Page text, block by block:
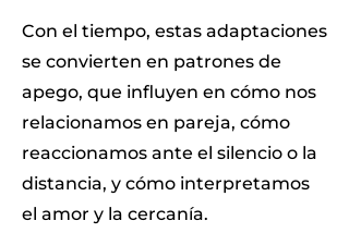
Con el tiempo, estas adaptaciones
se convierten en patrones de
apego, que influyen en cómo nos
relacionamos en pareja, cómo
reaccionamos ante el silencio o la
distancia, y cómo interpretamos
el amor y la cercanía.